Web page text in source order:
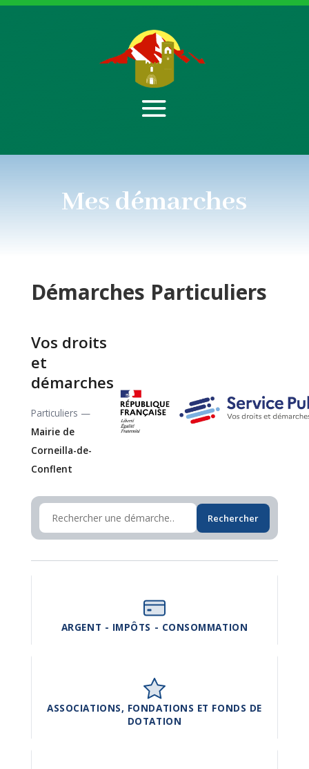
Mes démarches
Démarches Particuliers
Vos droits
et
démarches
Particuliers —
Mairie de
Corneilla-de-
Conflent
Rechercher
ARGENT - IMPÔTS - CONSOMMATION
ASSOCIATIONS, FONDATIONS ET FONDS DE
DOTATION